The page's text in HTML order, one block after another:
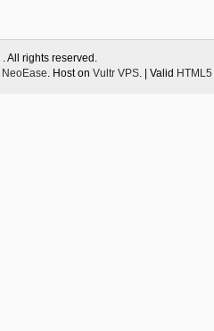
. All rights reserved.
NeoEase. Host on Vultr VPS. | Valid HTML5